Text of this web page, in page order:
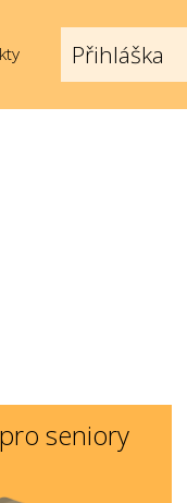
Přihláška
seniory